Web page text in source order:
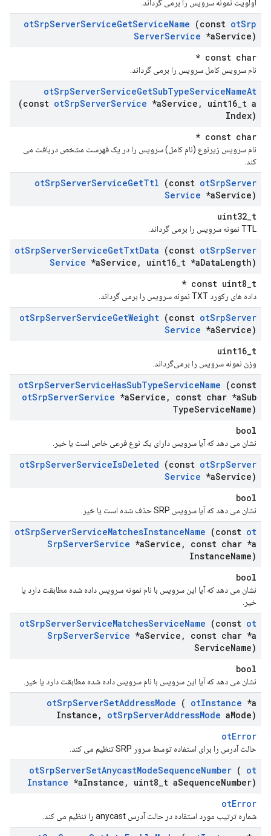
اولویت نمونه سرویس را برمی گرداند.
otSrpServerServiceGetServiceName (const otSrp
ServerService *aService)
const char *
نام سرویس کامل سرویس را برمی گرداند.
otSrpServerServiceGetSubTypeServiceNameAt
(const otSrpServerService *aService , uint16 t a
Index)
const char *
نام سرویس زیرنوع (نام کامل) سرویس را در یک فهرست مشخص دریافت می
کند.
otSrpServerServiceGetTtl (const otSrpServer
Service *aService)
uint32_t
TTL نمونه سرویس را برمی گرداند.
otSrpServerServiceGetTxtData (const otSrpServer
Service *aService , uint16 t *aDataLength)
const uint8_t *
داده های رکورد TXT نمونه سرویس را برمی گرداند.
otSrpServerServiceGetWeight (const otSrpServer
Service *aService)
uint16_t
وزن نمونه سرویس را برمی‌گرداند.
otSrpServerServiceHasSubTypeServiceName (const
otSrpServerService *aService , const char *aSub
TypeServiceName)
bool
نشان می دهد که آیا سرویس دارای یک نوع فرعی خاص است یا خیر.
otSrpServerServiceIsDeleted (const otSrpServer
Service *aService)
bool
نشان می دهد که آیا سرویس SRP حذف شده است یا خیر.
otSrpServerServiceMatchesInstanceName (const ot
SrpServerService *aService ,
const char *a
InstanceName)
bool
نشان می دهد که آیا این سرویس با نام نمونه سرویس داده شده مطابقت دارد یا
خیر.
otSrpServerServiceMatchesServiceName (const ot
SrpServerService *aService ,
const char *a
ServiceName)
bool
نشان می دهد که آیا این سرویس با نام سرویس داده شده مطابقت دارد یا خیر.
otSrpServerSetAddressMode ( otInstance *a
Instance , otSrpServerAddressMode aMode)
otError
حالت آدرس را برای استفاده توسط سرور SRP تنظیم می کند.
otSrpServerSetAnycastModeSequenceNumber ( ot
Instance *aInstance , uint8 t aSequenceNumber)
otError
شماره ترتیب مورد استفاده در حالت آدرس anycast را تنظیم می کند.